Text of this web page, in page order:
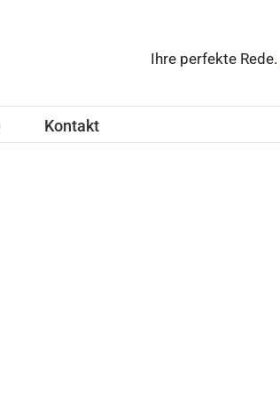
Ihre perfekte Rede.
Kontakt